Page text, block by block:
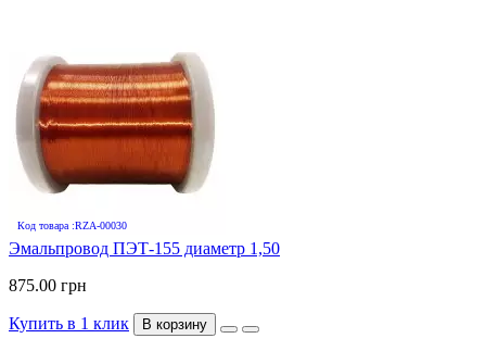
Код товара :RZA-00030
Эмальпровод ПЭТ-155 диаметр 1,50
875.00 грн
Купить в 1 клик В корзину